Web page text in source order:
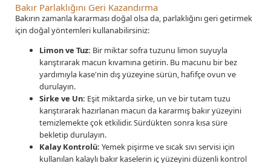
Bakır Parlaklığını Geri Kazandırma
Bakırın zamanla kararması doğal olsa da, parlaklığını geri getirmek
için doğal yöntemleri kullanabilirsiniz:
Limon ve Tuz: Bir miktar sofra tuzunu limon suyuyla
karıştırarak macun kıvamına getirin. Bu macunu bir bez
yardımıyla kase'nin dış yüzeyine sürün, hafifçe ovun ve
durulayın.
Sirke ve Un: Eşit miktarda sirke, un ve bir tutam tuzu
karıştırarak hazırlanan macun da kararmış bakır yüzeyini
temizlemekte çok etkilidir. Sürdükten sonra kısa süre
bekletip durulayın.
Kalay Kontrolü: Yemek pişirme ve sıcak sıvı servisi için
kullanılan kalaylı bakır kaselerin iç yüzeyini düzenli kontrol